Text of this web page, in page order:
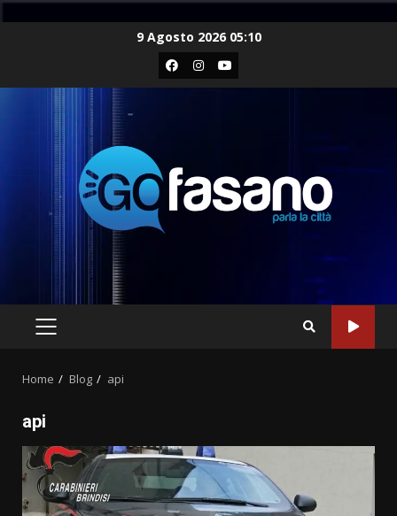
9 Agosto 2026 05:10
Facebook
Instagram
Youtube
PRIMARY
Home Blog api
api